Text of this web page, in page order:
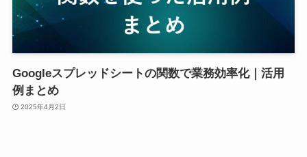
Googleスプレッドシートの関数で業務効率化｜活用
例まとめ
2025年4月2日